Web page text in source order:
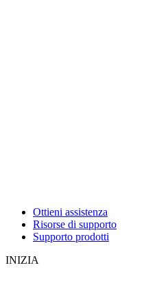
Ottieni assistenza
Risorse di supporto
Supporto prodotti
INIZIA